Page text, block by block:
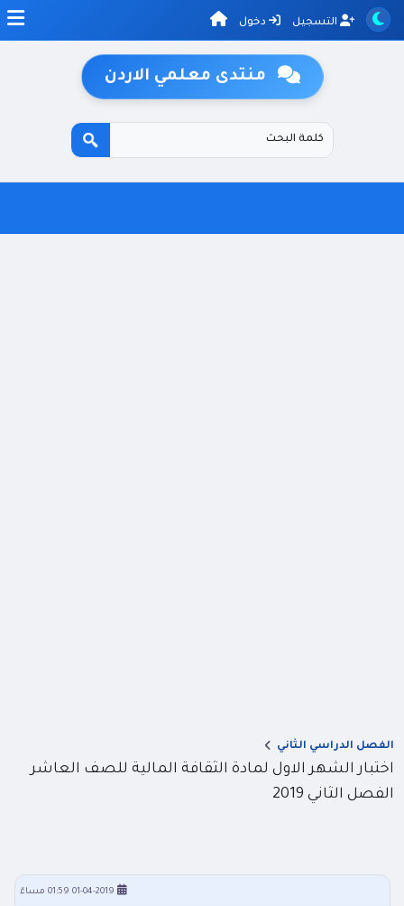
التسجيل دخول
منتدى معلمي الاردن
الفصل الدراسي الثاني
اختبار الشهر الاول لمادة الثقافة المالية للصف العاشر
الفصل الثاني 2019
01-04-2019 01:59 مساءً